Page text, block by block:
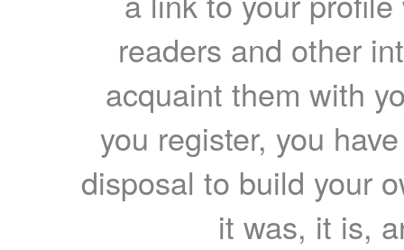
readers and other
acquaint them with
you register, you
disposal to build your
it was, it is,